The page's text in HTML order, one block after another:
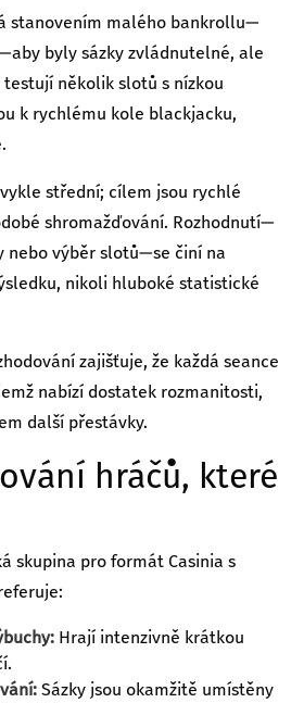
stanovením malého bankrollu—
byly sázky zvládnutelné, ale
několik slotů s nízkou
k rychlému kole blackjacku,
střední; cílem jsou rychlé
shromažďování. Rozhodnutí—
nebo výběr slotů—se činí na
nikoli hluboké statistické
zajišťuje, že každá seance
nabízí dostatek rozmanitosti,
další přestávky.
hráčů, které
skupina pro formát Casinia s
Hrají intenzivně krátkou
Sázky jsou okamžitě umístěny